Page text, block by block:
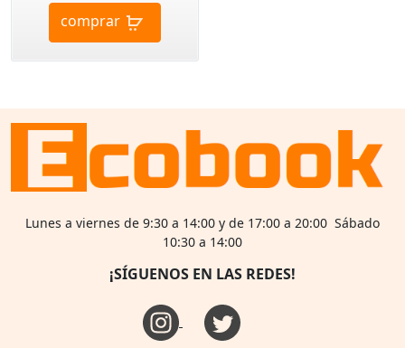
comprar
Lunes a viernes de 9:30 a 14:00 y de 17:00 a 20:00 Sábado
10:30 a 14:00
¡SÍGUENOS EN LAS REDES!